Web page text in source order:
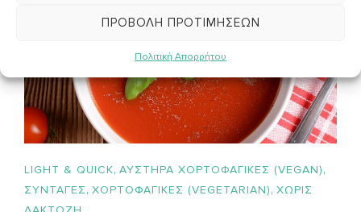
ΠΡΟΒΟΛΉ ΠΡΟΤΙΜΉΣΕΩΝ
Πολιτική Απορρήτου
LIGHT & QUICK, ΑΥΣΤΗΡΑ ΧΟΡΤΟΦΑΓΙΚΕΣ (VEGAN),
ΣΥΝΤΑΓΈΣ, ΧΟΡΤΟΦΑΓΙΚΕΣ (VEGETARIAN), ΧΩΡΙΣ